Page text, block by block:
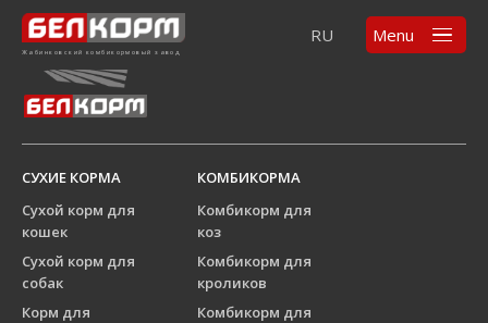
Жабинковский комбикормовый завод
RU Menu
Элемент не найден!
СУХИЕ КОРМА
Сухой корм для
кошек
Сухой корм для
собак
Корм для
КОМБИКОРМА
Комбикорм для
коз
Комбикорм для
кроликов
Комбикорм для